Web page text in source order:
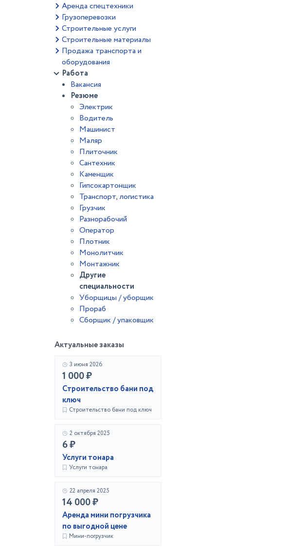
Аренда спецтехники
Грузоперевозки
Строительные услуги
Строительные материалы
Продажа транспорта и
оборудования
Работа
Вакансия
Резюме
Электрик
Водитель
Машинист
Маляр
Плиточник
Сантехник
Каменщик
Гипсокартонщик
Транспорт, логистика
Грузчик
Разнорабочий
Оператор
Плотник
Монолитчик
Монтажник
Другие
специальности
Уборщицы / уборщик
Прораб
Сборщик / упаковщик
Актуальные заказы
3 июня 2026
1 000 ₽
Строительство бани под
ключ
Строительство бани под ключ
2 октября 2025
6 ₽
Услуги тонара
Услуги тонара
22 апреля 2025
14 000 ₽
Аренда мини погрузчика
по выгодной цене
Мини-погрузчик